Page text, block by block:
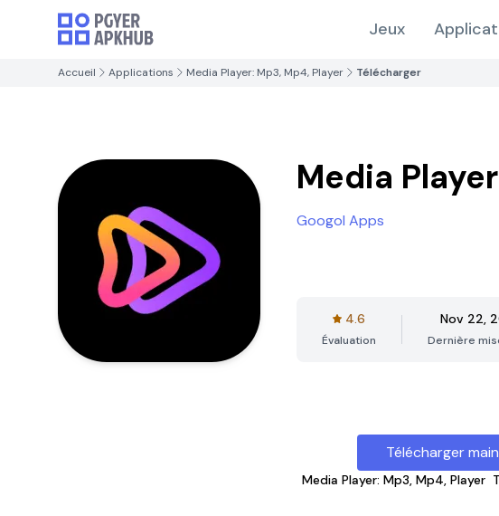
Jeux
Accueil Applications Media Player: Mp3, Mp4, Player Télécharger
Media
Googol Apps
4.6
Évaluation
Nov 22,
Dernière
Télécharger
Media Player: Mp3, Mp4, Player